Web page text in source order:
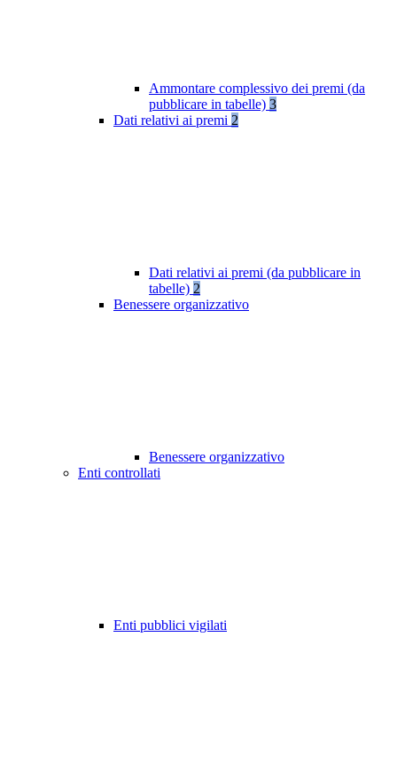
Ammontare complessivo dei premi (da
pubblicare in tabelle) 3
Dati relativi ai premi 2
Dati relativi ai premi (da pubblicare in
tabelle) 2
Benessere organizzativo
Benessere organizzativo
Enti controllati
Enti pubblici vigilati